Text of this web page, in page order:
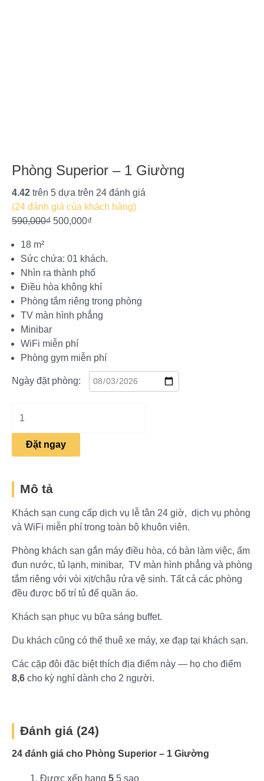
Phòng Superior – 1 Giường
4.42 trên 5 dựa trên 24 đánh giá
(24 đánh giá của khách hàng)
590,000₫
Original
was:
590,000₫.
500,000₫
Current
is:
500,000₫.
18 m²
Sức chứa: 01 khách.
Nhìn ra thành phố
Điều hòa không khí
Phòng tắm riêng trong phòng
TV màn hình phẳng
Minibar
WiFi miễn phí
Phòng gym miễn phí
Ngày đặt phòng:
Phòng
-
1
Giường
lượng
Đặt ngay
Mô tả
Khách sạn cung cấp dịch vụ lễ tân 24 giờ, dịch vụ phòng
và WiFi miễn phí trong toàn bộ khuôn viên.
Phòng khách sạn gắn máy điều hòa, có bàn làm việc, ấm
đun nước, tủ lạnh, minibar, TV màn hình phẳng và phòng
tắm riêng với vòi xịt/chậu rửa vệ sinh. Tất cả các phòng
đều được bố trí tủ để quần áo.
Khách sạn phục vụ bữa sáng buffet.
Du khách cũng có thể thuê xe máy, xe đạp tại khách sạn.
Các cặp đôi đặc biệt thích địa điểm này — họ cho điểm
8,6 cho kỳ nghỉ dành cho 2 người.
Đánh giá (24)
24 đánh giá cho Phòng Superior – 1 Giường
Được xếp hạng 5 5 sao